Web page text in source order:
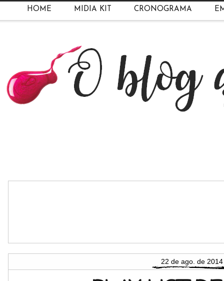
HOME MIDIA KIT CRONOGRAMA
22 de ago. de 2014